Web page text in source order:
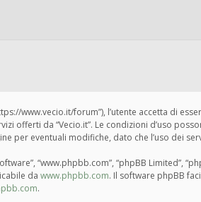
www.vecio.it/forum”), l’utente accetta di
offerti da “Vecio.it”. Le condizioni d’uso
per eventuali modifiche, dato che l’uso dei
“www.phpbb.com”, “phpBB Limited”,
da www.phpbb.com. Il software phpBB
.